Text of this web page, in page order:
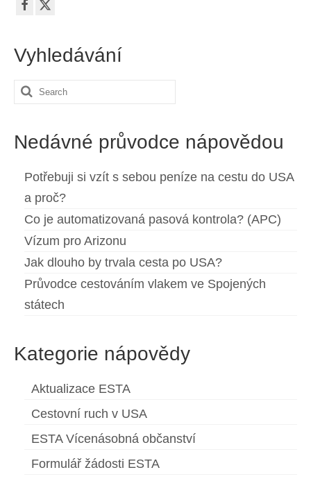
Vyhledávání
Search
Nedávné průvodce nápovědou
Potřebuji si vzít s sebou peníze na cestu do USA
a proč?
Co je automatizovaná pasová kontrola? (APC)
Vízum pro Arizonu
Jak dlouho by trvala cesta po USA?
Průvodce cestováním vlakem ve Spojených
státech
Kategorie nápovědy
Aktualizace ESTA
Cestovní ruch v USA
ESTA Vícenásobná občanství
Formulář žádosti ESTA